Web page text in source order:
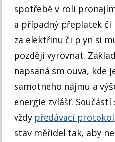
spotřebě v roli
a případný přeplatek či
za elektřinu či plyn si
později vyrovnat.
napsaná smlouva, kde
samotného nájmu a
energie zvlášť.
vždy předávací protokol
stav měřidel tak, aby